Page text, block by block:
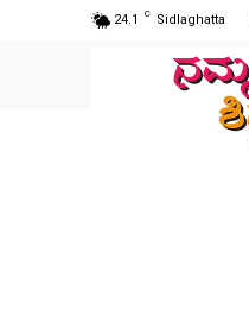
24.1 C Sidlaghatta